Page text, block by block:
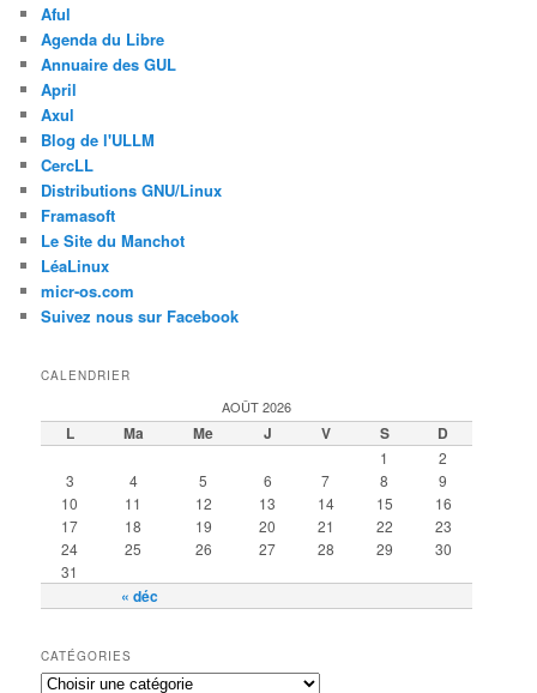
Aful
Agenda du Libre
Annuaire des GUL
April
Axul
Blog de l'ULLM
CercLL
Distributions GNU/Linux
Framasoft
Le Site du Manchot
LéaLinux
micr-os.com
Suivez nous sur Facebook
CALENDRIER
AOÛT 2026
L Ma Me J V S D
« déc
1
2
3
4 5 6 7 8
9
10
11 12 13 14 15
16
17
18 19 20 21 22
23
24
25 26 27 28 29
30
31
CATÉGORIES